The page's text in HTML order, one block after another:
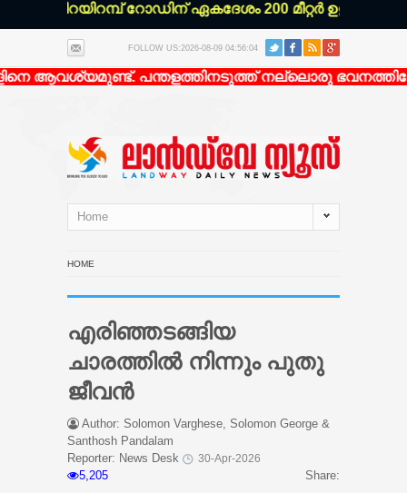
റോഡിന് ഏകദേശം 200 മീറ്റർ ഉള്ളിൽ എല്ലാ
FOLLOW US:2026-08-09 04:56:04
പന്തളത്തിനടുത്ത് നല്ലൊരു ഭവനത്തിലേക്ക്
Home
HOME
എരിഞ്ഞടങ്ങിയ
ചാരത്തിൽ നിന്നും പുതു
ജീവൻ
Author: Solomon Varghese, Solomon George &
Santhosh Pandalam
Reporter: News Desk
30-Apr-2026
5,205 Share: